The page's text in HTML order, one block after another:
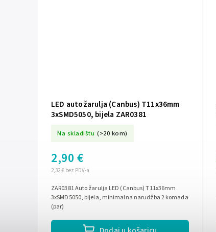
LED autožarulja (Canbus) T11x36mm
3xSMD5050, bijela ZAR0381
Na skladištu (>20 kom)
2,32 € bez PDV-a
2,90 €
ZAR0381 Auto žarulja LED (Canbus) T11x36mm
3xSMD5050, bijela, minimalna narudžba 2 komada
(par)